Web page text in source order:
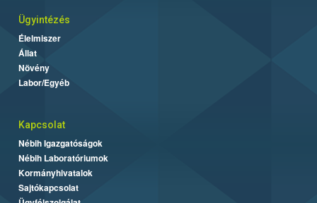
Ügyintézés
Élelmiszer
Állat
Növény
Labor/Egyéb
Kapcsolat
Nébih Igazgatóságok
Nébih Laboratóriumok
Kormányhivatalok
Sajtókapcsolat